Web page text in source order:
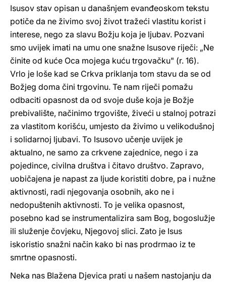
Isusov stav opisan u današnjem evanđeoskom tekstu
potiče da ne živimo svoj život tražeći vlastitu korist i
interese, nego za slavu Božju koja je ljubav. Pozvani
smo uvijek imati na umu one snažne Isusove riječi: „Ne
činite od kuće Oca mojega kuću trgovačku" (r. 16).
Vrlo je loše kad se Crkva priklanja tom stavu da se od
Božjeg doma čini trgovinu. Te nam riječi pomažu
odbaciti opasnost da od svoje duše koja je Božje
prebivalište, načinimo trgovište, živeći u stalnoj potrazi
za vlastitom korišću, umjesto da živimo u velikodušnoj
i solidarnoj ljubavi. To Isusovo učenje uvijek je
aktualno, ne samo za crkvene zajednice, nego i za
pojedince, civilna društva i čitavo društvo. Zapravo,
uobičajena je napast za ljude koristiti dobre, pa i nužne
aktivnosti, radi njegovanja osobnih, ako ne i
nedopuštenih aktivnosti. To je velika opasnost,
posebno kad se instrumentalizira sam Bog, bogoslužje
ili služenje čovjeku, Njegovoj slici. Zato je Isus
iskoristio snažni način kako bi nas prodrmao iz te
smrtne opasnosti.
Neka nas Blažena Djevica prati u našem nastojanju da